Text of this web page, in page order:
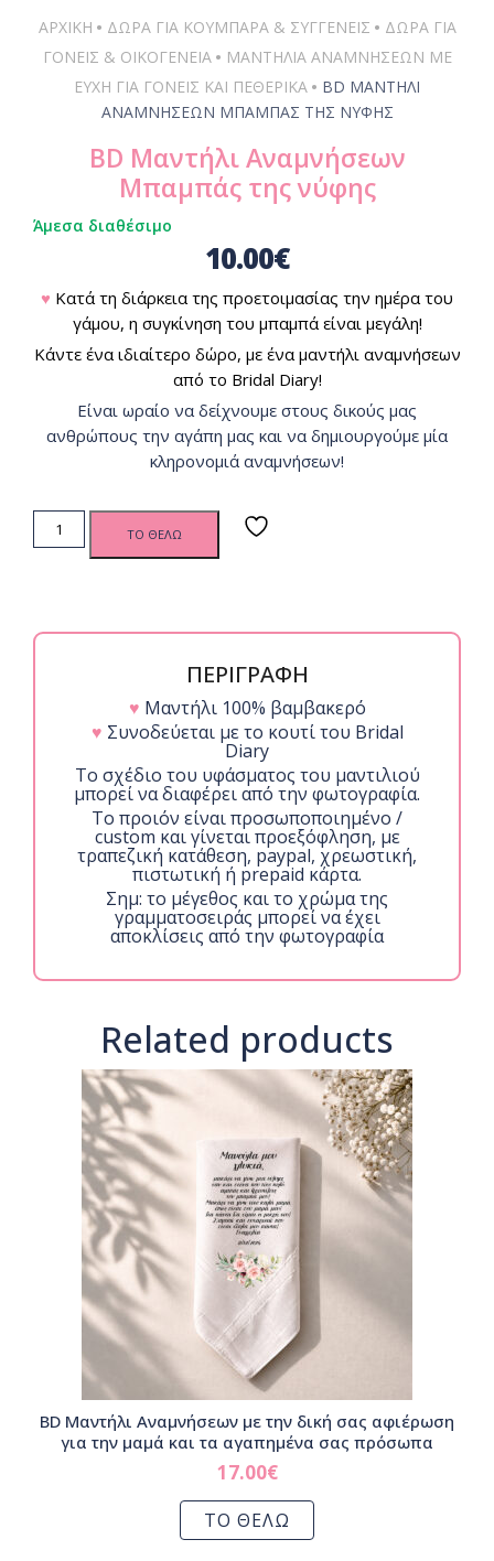
ΑΡΧΙΚΗ • ΔΏΡΑ ΓΙΑ ΚΟΥΜΠΆΡΑ & ΣΥΓΓΕΝΕΊΣ • ΔΏΡΑ ΓΙΑ
ΓΟΝΕΊΣ & ΟΙΚΟΓΈΝΕΙΑ • ΜΑΝΤΉΛΙΑ ΑΝΑΜΝΉΣΕΩΝ ΜΕ
ΕΥΧΉ ΓΙΑ ΓΟΝΕΊΣ ΚΑΙ ΠΕΘΕΡΙΚΆ • BD ΜΑΝΤΉΛΙ
ΑΝΑΜΝΉΣΕΩΝ ΜΠΑΜΠΆΣ ΤΗΣ ΝΎΦΗΣ
BD Μαντήλι Αναμνήσεων
Μπαμπάς της νύφης
Άμεσα διαθέσιμο
10.00€
♥ Κατά τη διάρκεια της προετοιμασίας την ημέρα του
γάμου, η συγκίνηση του μπαμπά είναι μεγάλη!
Κάντε ένα ιδιαίτερο δώρο, με ένα μαντήλι αναμνήσεων
από το Bridal Diary!
Είναι ωραίο να δείχνουμε στους δικούς μας
ανθρώπους την αγάπη μας και να δημιουργούμε μία
κληρονομιά αναμνήσεων!
BD Μαντήλι
Αναμνήσεων
Μπαμπάς
ΤΟ ΘΕΛΩ
ΠΕΡΙΓΡΑΦΗ
♥ Μαντήλι 100% βαμβακερό
♥ Συνοδεύεται με το κουτί του Bridal
Diary
Το σχέδιο του υφάσματος του μαντιλιού
μπορεί να διαφέρει από την φωτογραφία.
Το προιόν είναι προσωποποιημένο /
custom και γίνεται προεξόφληση, με
τραπεζική κατάθεση, paypal, χρεωστική,
πιστωτική ή prepaid κάρτα.
Σημ: το μέγεθος και το χρώμα της
γραμματοσειράς μπορεί να έχει
αποκλίσεις από την φωτογραφία
Related products
BD Μαντήλι Αναμνήσεων με την δική σας αφιέρωση
για την μαμά και τα αγαπημένα σας πρόσωπα
17.00€
ΤΟ ΘΕΛΩ